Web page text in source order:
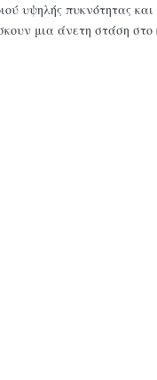
υψηλής πυκνότητας
μια άνετη στάση